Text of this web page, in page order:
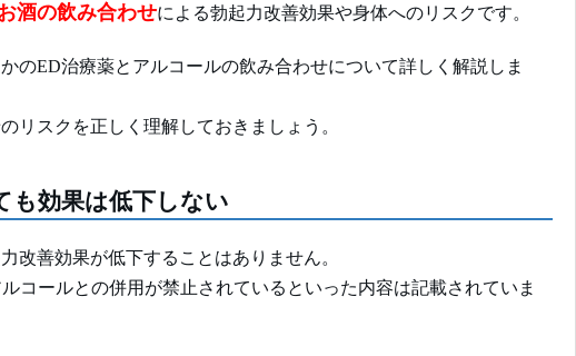
酒の飲み合わせによる勃起力改善効果や身体へのリスクです。
のED治療薬とアルコールの飲み合わせについて詳しく解説しま
リスクを正しく理解しておきましょう。
も効果は低下しない
改善効果が低下することはありません。
コールとの併用が禁止されているといった内容は記載されていま